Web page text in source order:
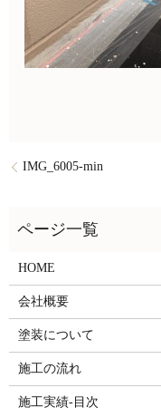
IMG_6005-min
HOME
会社概要
塗装について
施工の流れ
施工実績-目次